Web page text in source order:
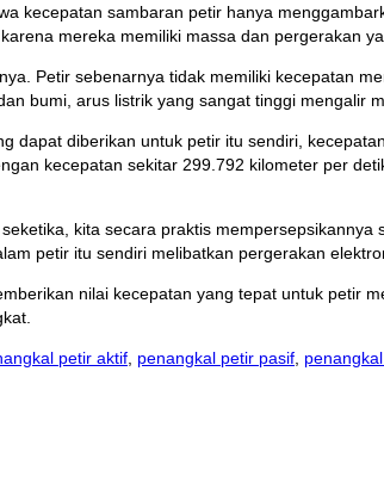
kecepatan sambaran petir hanya
mereka memiliki massa dan pergerakan
Petir sebenarnya tidak memiliki kecepatan
bumi, arus listrik yang sangat tinggi mengalir
dapat diberikan untuk petir itu sendiri,
kecepatan sekitar 299.792 kilometer per
kita secara praktis
petir itu sendiri melibatkan pergerakan
nilai kecepatan yang tepat untuk petir
petir aktif penangkal petir pasif